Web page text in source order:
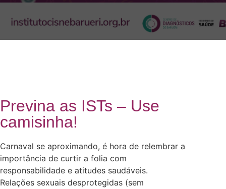
Previna as ISTs – Use
camisinha!
Carnaval se aproximando, é hora de relembrar a
importância de curtir a folia com
responsabilidade e atitudes saudáveis.
Relações sexuais desprotegidas (sem